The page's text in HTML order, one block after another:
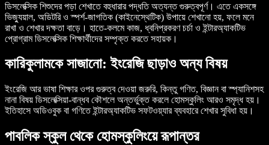
ডিসলেক্সিক শিশুদের পড়া শেখাতে বহুধারার পদ্ধতি অত্যন্ত গুরুত্বপূর্ণ। এতে একসঙ্গে
ভিজ্যুয়াল, অডিটরি ও স্পর্শ-জাগতিক (কাইনেস্থেটিক) উপায়ে শেখানো হয়, ফলে মনে
রাখা ও শেখার দক্ষতা বাড়ে। হাতে-কলমে কাজ, ধ্বনিপ্রকরণ চর্চা ও ইন্টারঅ্যাকটিভ
প্রোগ্রাম ডিসলেক্সিক শিক্ষার্থীদের সম্পৃক্ত করতে সহায়ক।
কারিকুলামকে সাজানো: ইংরেজি ছাড়াও অন্য বিষয়
ইংরেজি আর ভাষা শিক্ষার ওপর গুরুত্ব দেওয়া জরুরি, কিন্তু গণিত, বিজ্ঞান বা স্প্যানিশসহ
নানা বিষয় ডিসলেক্সিয়া-বান্ধব কৌশলে অন্তর্ভুক্ত করলে হোমস্কুলিং আরও সমৃদ্ধ হয়।
ইতিহাসে অডিওবুক বা গণিতে ইন্টারঅ্যাকটিভ সফটওয়্যার ব্যবহারে শেখার সুবিধা হয়।
পাবলিক স্কুল থেকে হোমস্কুলিংয়ে রূপান্তর